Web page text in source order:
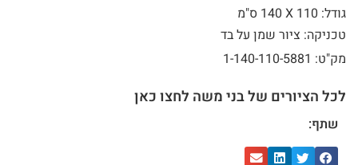
גודל: 110 X
140 ס"מ
טכניקה: ציור שמן על בד
מק"ט: 1-140-110-5881
לכל הציורים של בני משה לחצו כאן
שתף: